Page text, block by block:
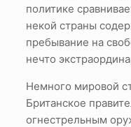
политике
некой страны
пребывание на
нечто
Немного мировой
Британское
огнестрельным